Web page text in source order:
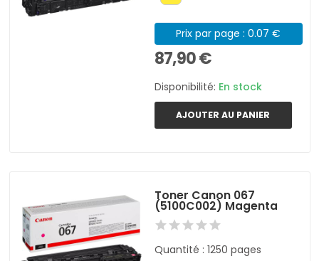
Prix par page : 0.07 €
87,90 €
Disponibilité: En stock
AJOUTER AU PANIER
Toner Canon 067
(5100C002) Magenta
Quantité : 1250 pages